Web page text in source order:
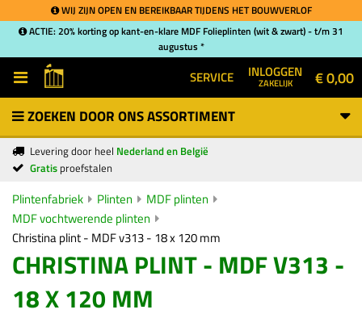
WIJ ZIJN OPEN EN BEREIKBAAR TIJDENS HET BOUWVERLOF
ACTIE: 20% korting op kant-en-klare MDF Folieplinten (wit & zwart) - t/m 31
augustus *
SERVICE INLOGGEN
ZAKELIJK € 0,00
ZOEKEN DOOR ONS ASSORTIMENT
Levering door heel Nederland en België
Gratis proefstalen
Plintenfabriek Plinten
MDF plinten
MDF vochtwerende plinten
Christina plint - MDF v313 - 18 x 120 mm
CHRISTINA PLINT - MDF V313 -
18 X 120 MM